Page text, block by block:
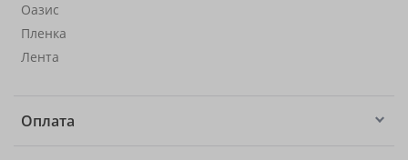
Оазис
Пленка
Лента
Оплата